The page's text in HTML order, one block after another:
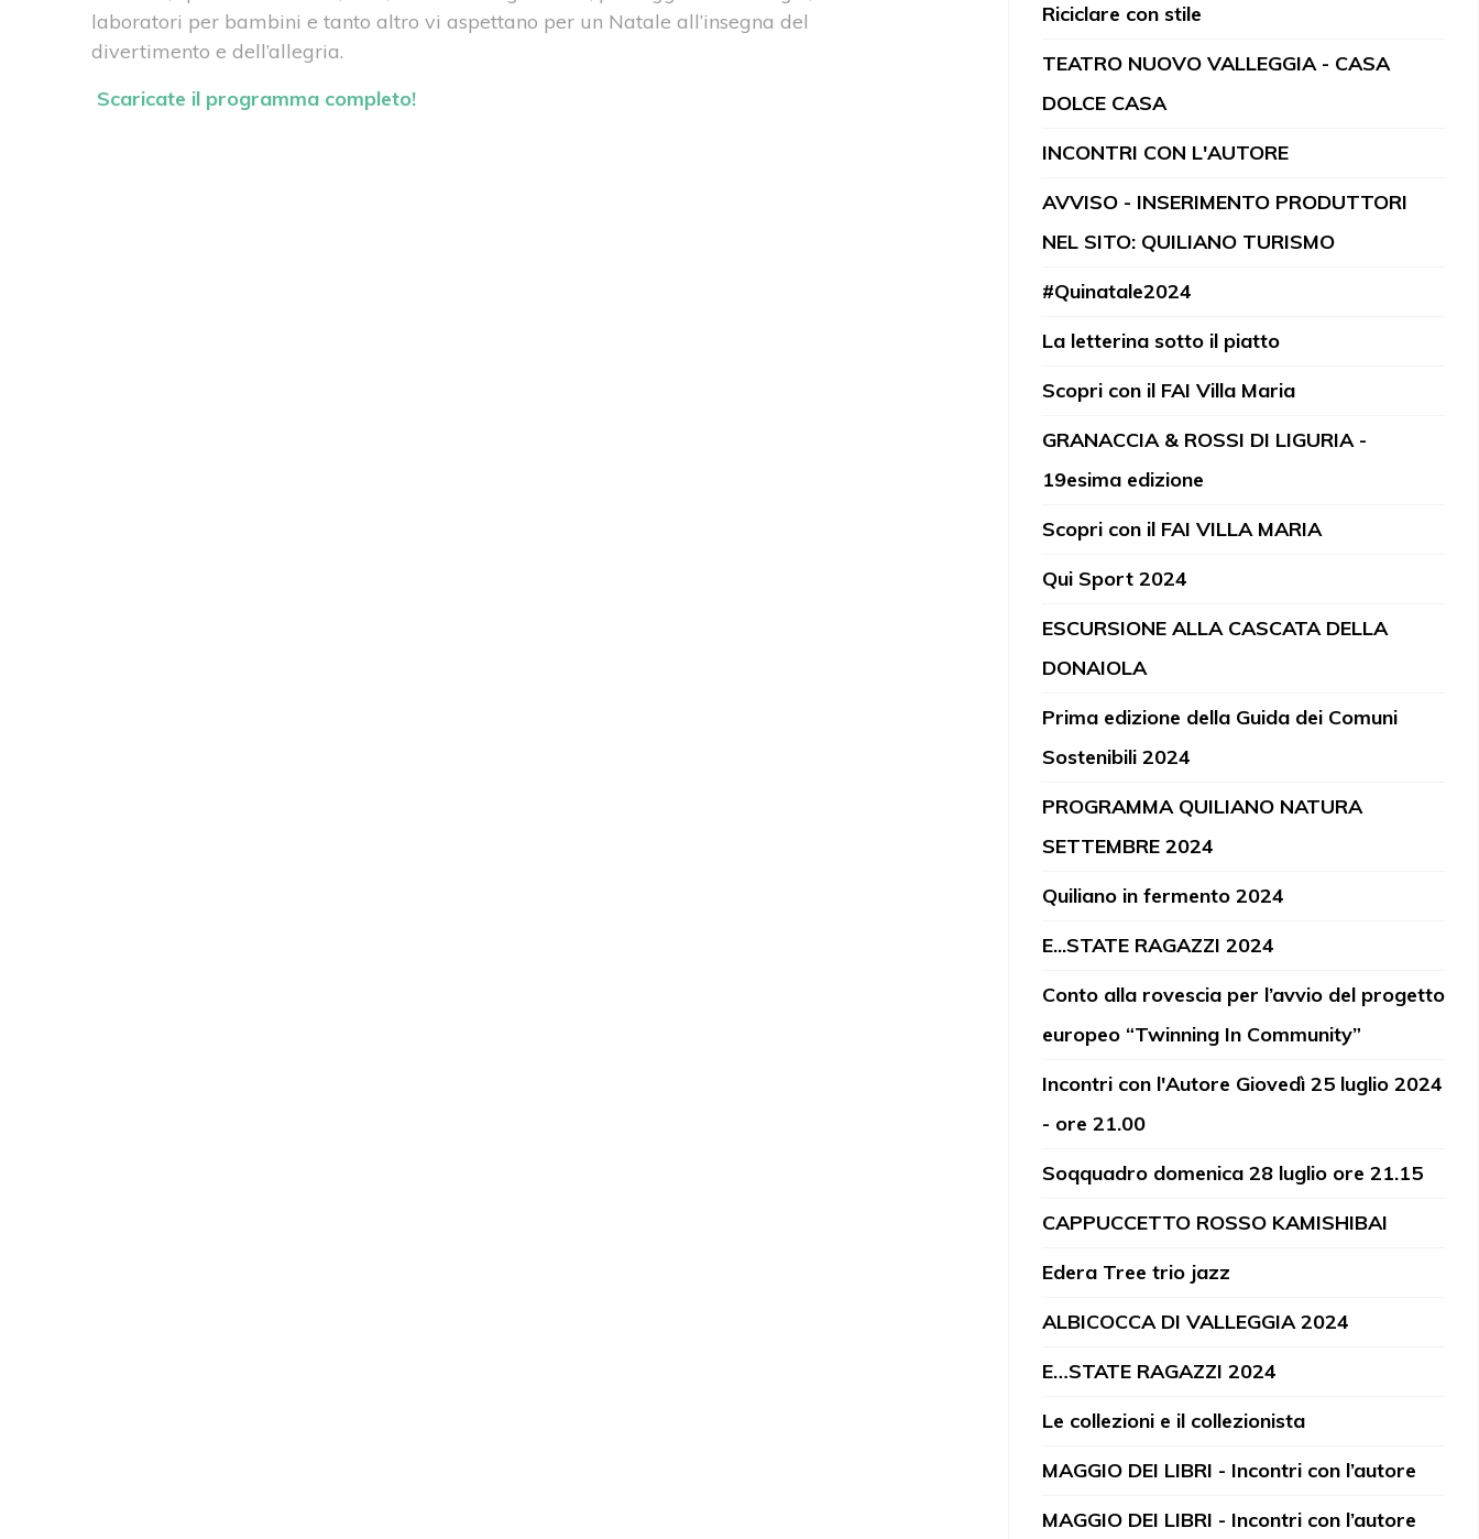
laboratori per bambini e tanto altro vi aspettano per un Natale all’insegna del
divertimento e dell’allegria.
Scaricate il programma completo!
Riciclare con stile
TEATRO NUOVO VALLEGGIA - CASA
DOLCE CASA
INCONTRI CON L'AUTORE
AVVISO - INSERIMENTO PRODUTTORI
NEL SITO: QUILIANO TURISMO
#Quinatale2024
La letterina sotto il piatto
Scopri con il FAI Villa Maria
GRANACCIA & ROSSI DI LIGURIA -
19esima edizione
Scopri con il FAI VILLA MARIA
Qui Sport 2024
ESCURSIONE ALLA CASCATA DELLA
DONAIOLA
Prima edizione della Guida dei Comuni
Sostenibili 2024
PROGRAMMA QUILIANO NATURA
SETTEMBRE 2024
Quiliano in fermento 2024
E...STATE RAGAZZI 2024
Conto alla rovescia per l’avvio del progetto
europeo “Twinning In Community”
Incontri con l'Autore Giovedì 25 luglio 2024
- ore 21.00
Soqquadro domenica 28 luglio ore 21.15
CAPPUCCETTO ROSSO KAMISHIBAI
Edera Tree trio jazz
ALBICOCCA DI VALLEGGIA 2024
E…STATE RAGAZZI 2024
Le collezioni e il collezionista
MAGGIO DEI LIBRI - Incontri con l’autore
MAGGIO DEI LIBRI - Incontri con l’autore